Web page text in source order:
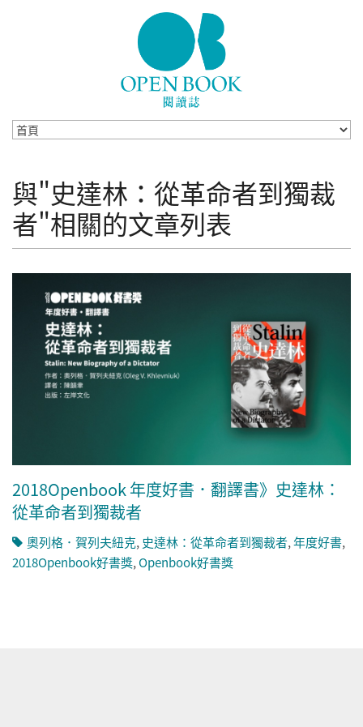
與"史達林：從革命者到獨裁
者"相關的文章列表
2018Openbook 年度好書．翻譯書》史達林：
從革命者到獨裁者
奧列格．賀列夫紐克,史達林：從革命者到獨裁者,年度好書,
2018Openbook好書獎,Openbook好書獎